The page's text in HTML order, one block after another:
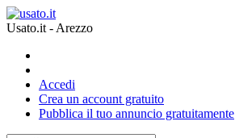
Usato.it - Arezzo
Accedi
Crea un account gratuito
Pubblica il tuo annuncio gratuitamente